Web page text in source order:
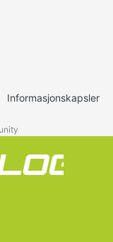
Informasjonskapsler